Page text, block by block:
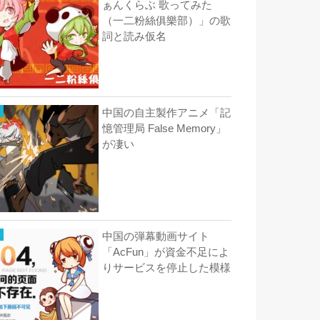
ぁんくらぶ 歌ってみた
（一二粉絲俱樂部）」の歌
詞と読み仮名
中国の自主製作アニメ「記
憶管理局 False Memory」
が凄い
中国の弾幕動画サイト
「AcFun」が資金不足によ
りサービスを停止した模様